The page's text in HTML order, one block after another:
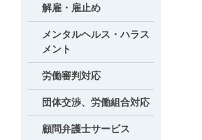
解雇・雇止め
メンタルヘルス・ハラス
メント
労働審判対応
団体交渉、労働組合対応
顧問弁護士サービス